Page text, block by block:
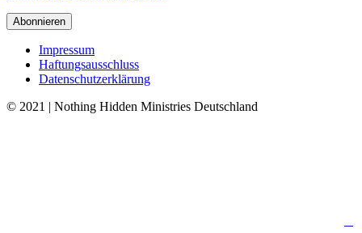
Impressum
Haftungsausschluss
Datenschutzerklärung
© 2021 | Nothing Hidden Ministries Deutschland